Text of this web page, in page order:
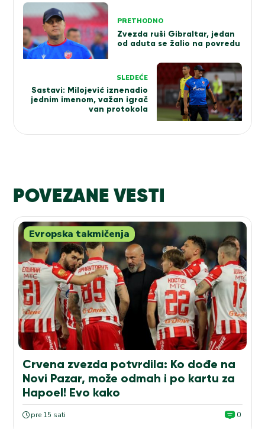
Kretanje
članka
PRETHODNO
Zvezda ruši Gibraltar, jedan
od aduta se žalio na povredu
SLEDEĆE
Sastavi: Milojević iznenadio
jednim imenom, važan igrač
van protokola
POVEZANE VESTI
Evropska takmičenja
Crvena zvezda potvrdila: Ko dođe na
Novi Pazar, može odmah i po kartu za
Hapoel! Evo kako
pre 15 sati 0